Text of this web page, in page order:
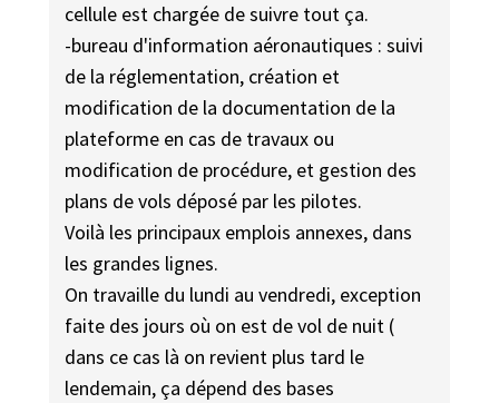
cellule est chargée de suivre tout ça.
-bureau d'information aéronautiques : suivi
de la réglementation, création et
modification de la documentation de la
plateforme en cas de travaux ou
modification de procédure, et gestion des
plans de vols déposé par les pilotes.
Voilà les principaux emplois annexes, dans
les grandes lignes.
On travaille du lundi au vendredi, exception
faite des jours où on est de vol de nuit (
dans ce cas là on revient plus tard le
lendemain, ça dépend des bases